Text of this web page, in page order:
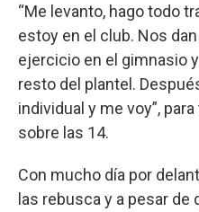
“Me levanto, hago todo
estoy en el club. Nos
ejercicio en el gimnasio
resto del plantel.
individual y me voy”,
sobre las 14.
Con mucho día por
las rebusca y a pesar